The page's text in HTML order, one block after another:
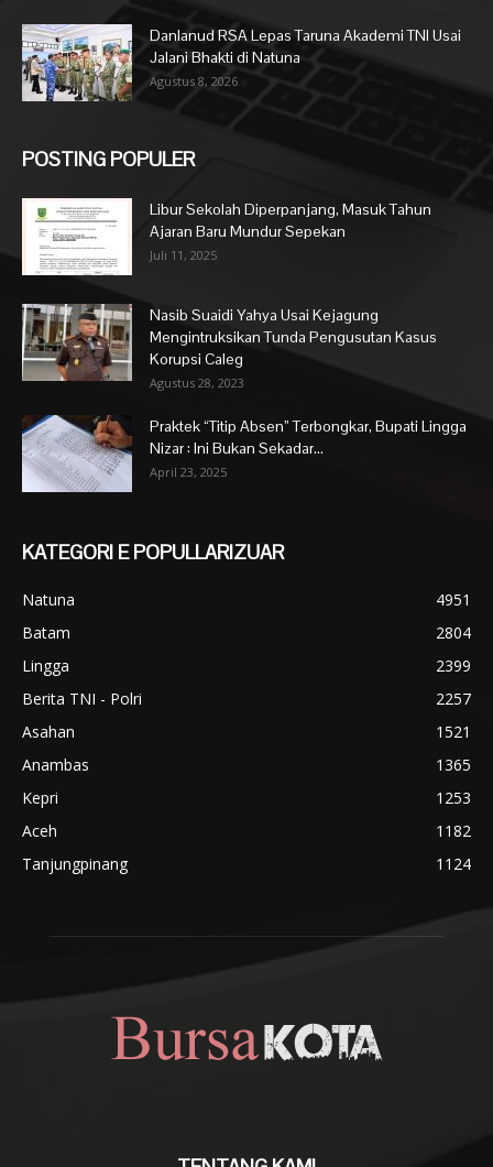
Danlanud RSA Lepas Taruna Akademi TNI Usai
Jalani Bhakti di Natuna
Agustus 8, 2026
POSTING POPULER
Libur Sekolah Diperpanjang, Masuk Tahun
Ajaran Baru Mundur Sepekan
Juli 11, 2025
Nasib Suaidi Yahya Usai Kejagung
Mengintruksikan Tunda Pengusutan Kasus
Korupsi Caleg
Agustus 28, 2023
Praktek “Titip Absen” Terbongkar, Bupati Lingga
Nizar : Ini Bukan Sekadar...
April 23, 2025
KATEGORI E POPULLARIZUAR
Natuna
4951
Batam
2804
Lingga
2399
Berita TNI - Polri
2257
Asahan
1521
Anambas
1365
Kepri
1253
Aceh
1182
Tanjungpinang
1124